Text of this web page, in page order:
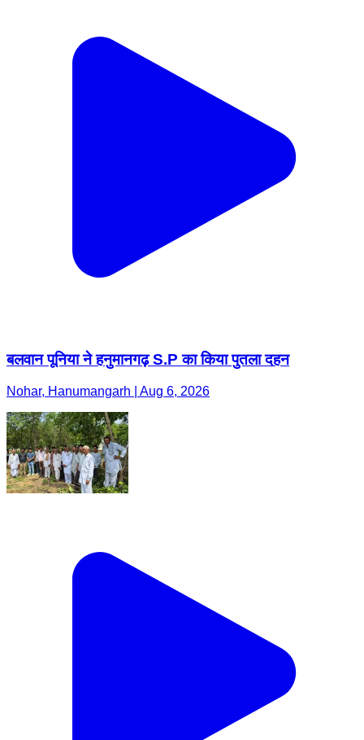
बलवान पूनिया ने हनुमानगढ़ S.P का किया पुतला दहन
Nohar, Hanumangarh | Aug 6, 2026